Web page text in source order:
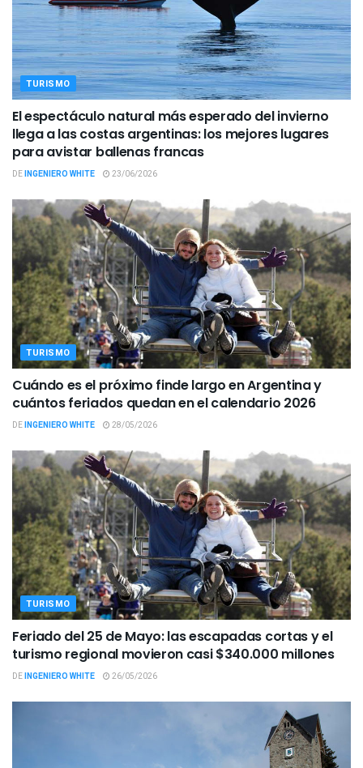
TURISMO
El espectáculo natural más esperado del invierno
llega a las costas argentinas: los mejores lugares
para avistar ballenas francas
DEINGENIERO WHITE 23/06/2026
TURISMO
Cuándo es el próximo finde largo en Argentina y
cuántos feriados quedan en el calendario 2026
DEINGENIERO WHITE 28/05/2026
TURISMO
Feriado del 25 de Mayo: las escapadas cortas y el
turismo regional movieron casi $340.000 millones
DEINGENIERO WHITE 26/05/2026